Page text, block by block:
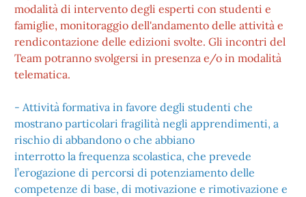
modalità di intervento degli esperti con studenti e
famiglie, monitoraggio dell'andamento delle attività e
rendicontazione delle edizioni svolte. Gli incontri del
Team potranno svolgersi in presenza e/o in modalità
telematica.
- Attività formativa in favore degli studenti che
mostrano particolari fragilità negli apprendimenti, a
rischio di abbandono o che abbiano
interrotto la frequenza scolastica, che prevede
l’erogazione di percorsi di potenziamento delle
competenze di base, di motivazione e rimotivazione e